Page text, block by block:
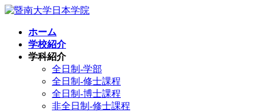
コ
ナ
ホーム
学校紹介
学科紹介
全日制-学部
全日制-修士課程
全日制-博士課程
非全日制-修士課程